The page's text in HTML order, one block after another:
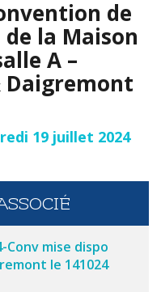
de
la Maison
A –
Daigremont
19 juillet 2024
Conv mise dispo
le 141024